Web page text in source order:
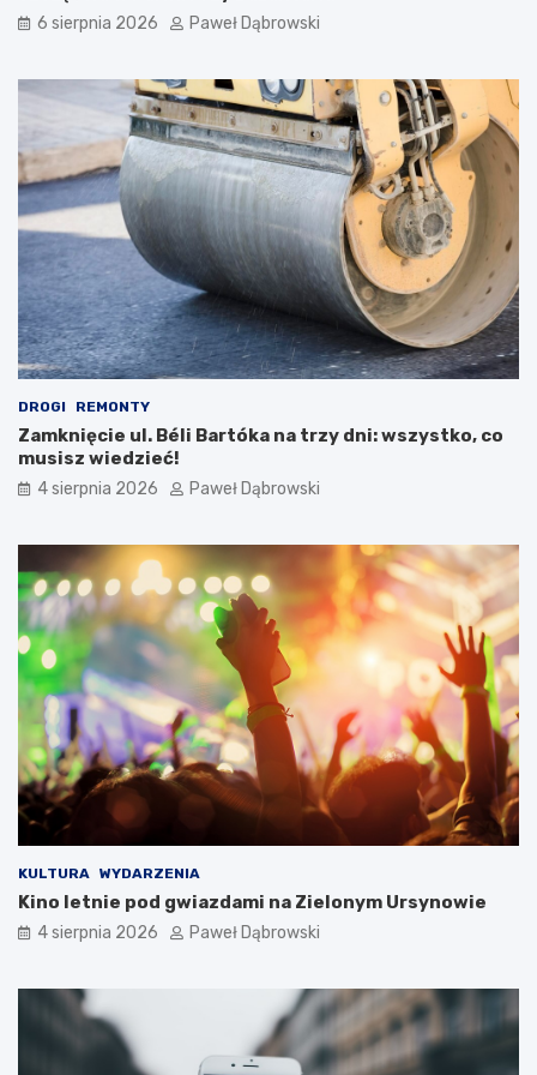
i
a
o
c
m
n
a
l
ż
p
a
m
ę
t
a
ć
i
b
y
t
s
k
a
e
u
a
c
j
w
j
.
a
e
l
s
k
i
m
d
a
d
z
e
c
i
m
o
6 sierpnia 2026 Paweł Dąbrowski
DROGI REMONTY
Zamknięcie ul. Béli Bartóka na trzy dni: wszystko, co
musisz wiedzieć!
4 sierpnia 2026 Paweł Dąbrowski
KULTURA WYDARZENIA
Kino letnie pod gwiazdami na Zielonym Ursynowie
4 sierpnia 2026 Paweł Dąbrowski